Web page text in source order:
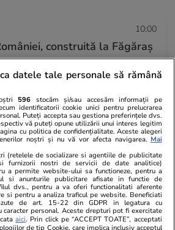
10:00
construită la Făgăraș
catarg de 30 de metri va
exact al țării
18 iul.
– Argentina, finala
de fotbal din 2026, și
la TV
17 iul.
| Previziuni astrologice pentru
datele tale personale să rămână
596 stocăm și/sau accesăm informații pe
identificatorii cookie unici pentru prelucrarea
Puteți accepta sau gestiona preferințele dvs.
vă puteți opune utilizării unui interes legitim
cu politica de confidențialitate. Aceste alegeri
noștri și nu vă vor afecta navigarea. Mai
(retelele de socializare si agentiile de publicitate
furnizorii nostri de servicii de date analitice)
a permite website-ului sa functioneze, pentru a
si anunturile publicitare afisate in functie de
dvs., pentru a va oferi functionalitati aferente
si pentru a analiza traficul pe website. Beneficiati
de art. 15-22 din GDPR in legatura cu
caracter personal. Aceste drepturi pot fi exercitate
aici. Prin click pe “ACCEPT TOATE”, acceptati
de tip Cookie, care implica inclusiv acceptul